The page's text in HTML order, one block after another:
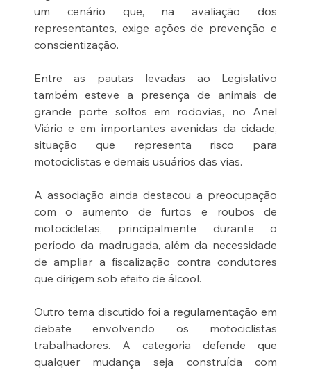
um cenário que, na avaliação dos
representantes, exige ações de prevenção e
conscientização.
Entre as pautas levadas ao Legislativo
também esteve a presença de animais de
grande porte soltos em rodovias, no Anel
Viário e em importantes avenidas da cidade,
situação que representa risco para
motociclistas e demais usuários das vias.
A associação ainda destacou a preocupação
com o aumento de furtos e roubos de
motocicletas, principalmente durante o
período da madrugada, além da necessidade
de ampliar a fiscalização contra condutores
que dirigem sob efeito de álcool.
Outro tema discutido foi a regulamentação em
debate envolvendo os motociclistas
trabalhadores. A categoria defende que
qualquer mudança seja construída com